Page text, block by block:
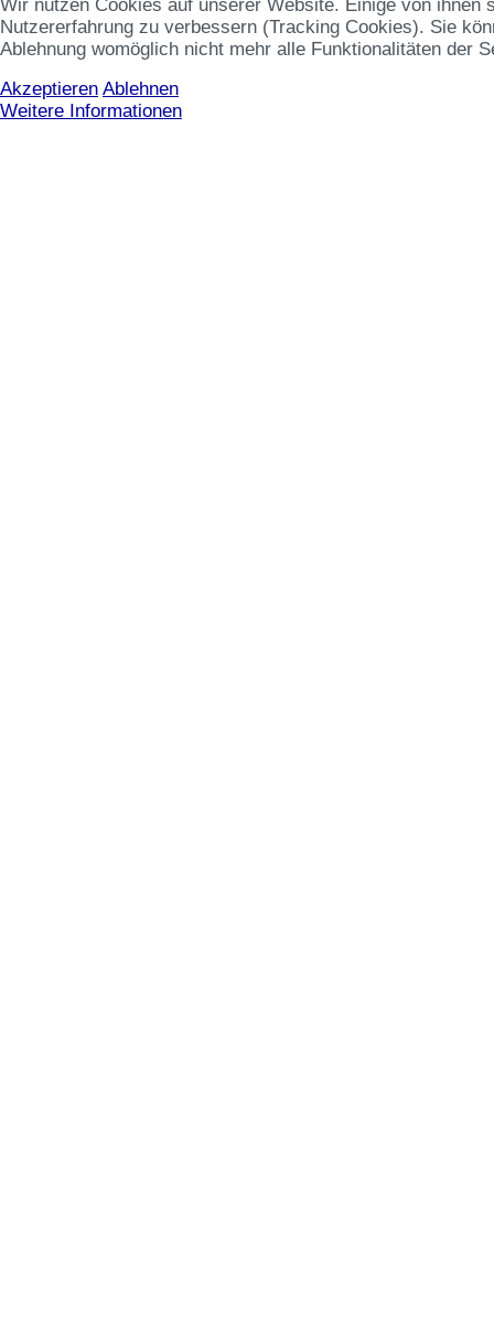
Wir nutzen Cookies auf unserer Website. Einige von
Nutzererfahrung zu verbessern (Tracking Cookies). Sie
Ablehnung womöglich nicht mehr alle Funktionalitäten der
Akzeptieren Ablehnen
Weitere Informationen